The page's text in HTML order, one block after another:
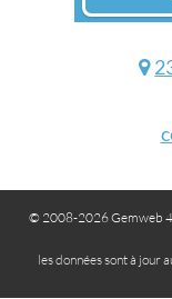
© 2008-2026 Gemweb
les données sont à jour